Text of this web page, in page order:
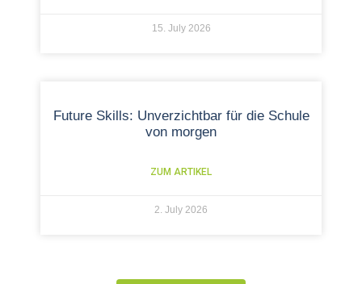
15. July 2026
Future Skills: Unverzichtbar für die Schule
von morgen
ZUM ARTIKEL
2. July 2026